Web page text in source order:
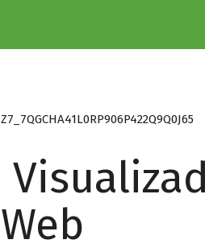
Z7_7QGCHA41L0RP906P422Q9Q0J65
Web